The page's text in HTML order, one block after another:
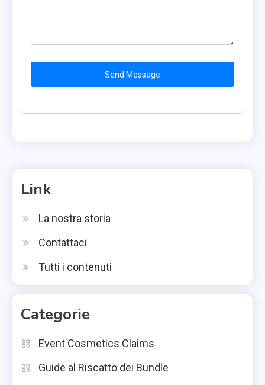
Send Message
Link
La nostra storia
Contattaci
Tutti i contenuti
Categorie
Event Cosmetics Claims
Guide al Riscatto dei Bundle